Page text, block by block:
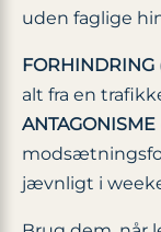
uden faglige
FORHINDRING
alt fra en
ANTAGONISME
jævnligt i